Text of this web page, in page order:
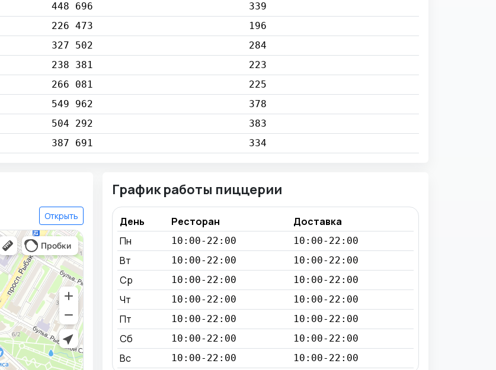
448 696
339
226 473
196
327 502
284
238 381
223
266 081
225
549 962
378
504 292
383
387 691 334
Открыть
График работы пиццерии
День Ресторан
Доставка
Пн
10:00-22:00 10:00-22:00
Вт 10:00-22:00 10:00-22:00
Ср 10:00-22:00 10:00-22:00
Чт 10:00-22:00 10:00-22:00
Пт 10:00-22:00 10:00-22:00
Сб 10:00-22:00 10:00-22:00
Вс 10:00-22:00 10:00-22:00